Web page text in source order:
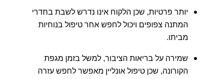
יותר פרטיות, שכן הלקוח אינו נדרש לשבת בחדרי
המתנה צפופים ויכול לחפש אחר טיפול בנוחיות
מביתו.
שמירה על בריאות הציבור, למשל בזמן מגפת
הקורונה, שכן טיפול אונליין מאפשר לחפש עזרה